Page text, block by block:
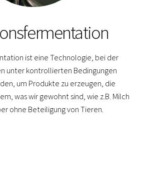
ist eine Technologie, bei der
unter kontrollierten Bedingungen
um Produkte zu erzeugen, die
was wir gewohnt sind, wie z.B. Milch
ohne Beteiligung von Tieren.